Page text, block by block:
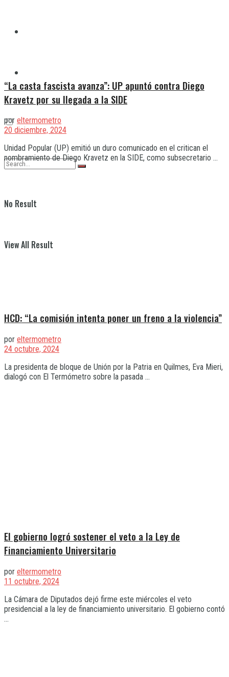
No Result
View All Result
“La casta fascista avanza”: UP apuntó contra Diego
Kravetz por su llegada a la SIDE
por eltermometro
20 diciembre, 2024
Unidad Popular (UP) emitió un duro comunicado en el critican el
nombramiento de Diego Kravetz en la SIDE, como subsecretario ...
HCD: “La comisión intenta poner un freno a la violencia”
por eltermometro
24 octubre, 2024
La presidenta de bloque de Unión por la Patria en Quilmes, Eva Mieri,
dialogó con El Termómetro sobre la pasada ...
El gobierno logró sostener el veto a la Ley de
Financiamiento Universitario
por eltermometro
11 octubre, 2024
La Cámara de Diputados dejó firme este miércoles el veto
presidencial a la ley de financiamiento universitario. El gobierno contó
...